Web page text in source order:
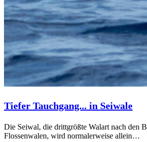
Tiefer Tauchgang... in Seiwale
Die Seiwal, die drittgrößte Walart nach den
Flossenwalen, wird normalerweise allein…